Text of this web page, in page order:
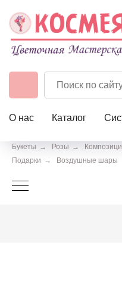
О нас Каталог
Букеты → Розы →
Подарки → Воздушные шары